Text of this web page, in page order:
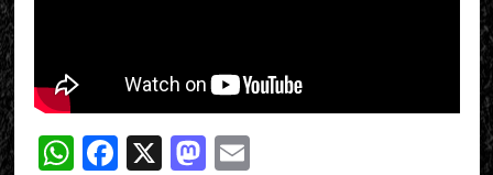
WhatsApp
Facebook
X Mastodon
Email